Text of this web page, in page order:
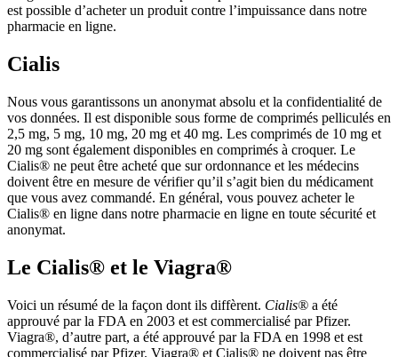
est possible d’acheter un produit contre l’impuissance dans notre
pharmacie en ligne.
Cialis
Nous vous garantissons un anonymat absolu et la confidentialité de
vos données. Il est disponible sous forme de comprimés pelliculés en
2,5 mg, 5 mg, 10 mg, 20 mg et 40 mg. Les comprimés de 10 mg et
20 mg sont également disponibles en comprimés à croquer. Le
Cialis® ne peut être acheté que sur ordonnance et les médecins
doivent être en mesure de vérifier qu’il s’agit bien du médicament
que vous avez commandé. En général, vous pouvez acheter le
Cialis® en ligne dans notre pharmacie en ligne en toute sécurité et
anonymat.
Le Cialis® et le Viagra®
Voici un résumé de la façon dont ils diffèrent. Cialis® a été
approuvé par la FDA en 2003 et est commercialisé par Pfizer.
Viagra®, d’autre part, a été approuvé par la FDA en 1998 et est
commercialisé par Pfizer. Viagra® et Cialis® ne doivent pas être